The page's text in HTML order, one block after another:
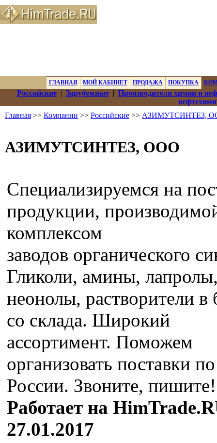
ГЛАВНАЯ МОЙ КАБИНЕТ ПРОДАЖА ПОКУПКА
Российские| Зарубежные| Производители химии и
Главная >> Компании >> Российские >> АЗИМУТСИНТЕЗ,
АЗИМУТСИНТЕЗ, ООО
Специализируемся на
продукции,
комплексом
заводов органического
Гликоли, амины,
неонолы, растворители в
со склада. Широкий
ассортимент. Поможем
организовать поставки
России. Звоните, пишите!
Работает на
27.01.2017